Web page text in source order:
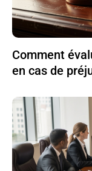
Comment
en cas de